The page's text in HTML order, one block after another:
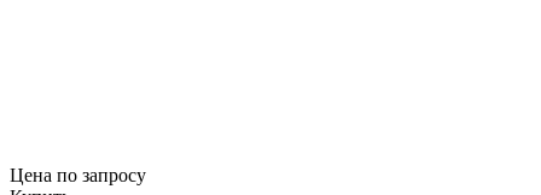
Цена по запросу